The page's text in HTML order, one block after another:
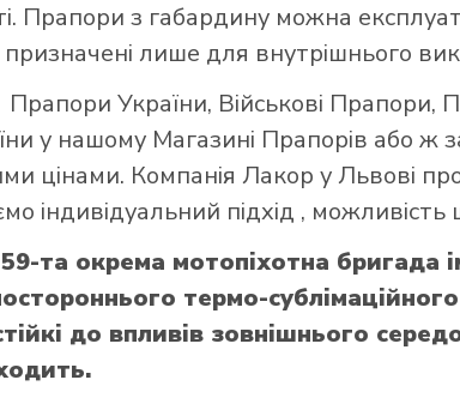
Прапори з габардину можна
лише для внутрішнього
Прапори України, Військові Прапори,
у нашому Магазині Прапорів або ж
цінами. Компанія Лакор у Львові
індивідуальний підхід ,
та окрема мотопіхотна бригада
термо-
до впливів зовнішнього